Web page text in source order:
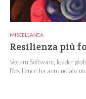
MISCELLANEA
Resilienza più
Veeam Software, leader
Resilience,ha annunciato